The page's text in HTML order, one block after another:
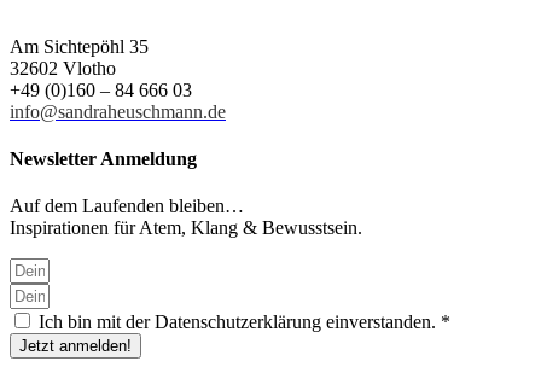
Am Sichtepöhl 35
32602 Vlotho
+49 (0)160 – 84 666 03
info@sandraheuschmann.de
Newsletter Anmeldung
Auf dem Laufenden bleiben…
Inspirationen für Atem, Klang & Bewusstsein.
Ich bin mit der Datenschutzerklärung einverstanden. *
Jetzt anmelden!